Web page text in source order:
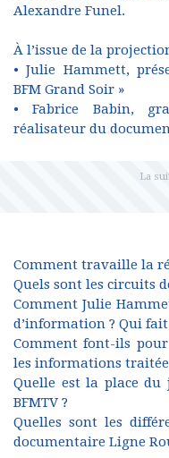
Alexandre Funel.
À l’issue de la
• Julie Hammett,
BFM Grand Soir »
• Fabrice Babin,
réalisateur du
Comment travaille la
Quels sont les circuits
Comment Julie
d’information ? Qui
Comment font-ils
les informations
Quelle est la place
BFMTV ?
Quelles sont les
documentaire Ligne